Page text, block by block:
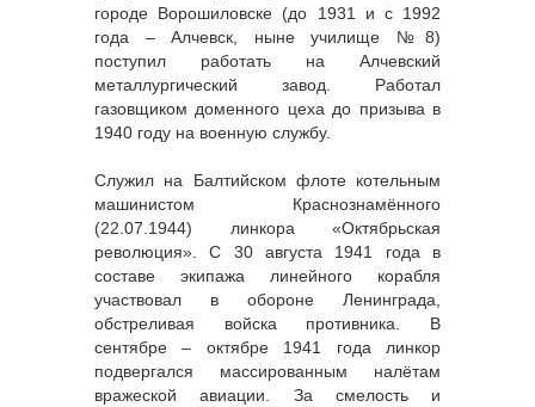
городе Ворошиловске (до 1931 и с 1992
года – Алчевск, ныне училище №8)
поступил работать на Алчевский
металлургический завод. Работал
газовщиком доменного цеха до призыва в
1940 году на военную службу.
Служил на Балтийском флоте котельным
машинистом Краснознамённого
(22.07.1944) линкора «Октябрьская
революция». С 30 августа 1941 года в
составе экипажа линейного корабля
участвовал в обороне Ленинграда,
обстреливая войска противника. В
сентябре – октябре 1941 года линкор
подвергался массированным налётам
вражеской авиации. За смелость и